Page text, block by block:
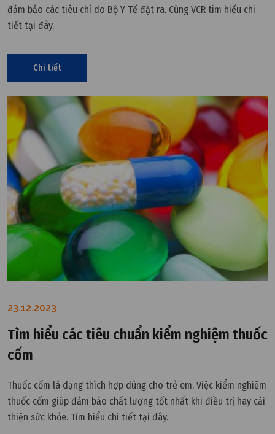
đảm bảo các tiêu chí do Bộ Y Tế đặt ra. Cùng VCR tìm hiểu chi
tiết tại đây.
Chi tiết
23.12.2023
Tìm hiểu các tiêu chuẩn kiểm nghiệm thuốc
cốm
Thuốc cốm là dạng thích hợp dùng cho trẻ em. Việc kiểm nghiệm
thuốc cốm giúp đảm bảo chất lượng tốt nhất khi điều trị hay cải
thiện sức khỏe. Tìm hiểu chi tiết tại đây.